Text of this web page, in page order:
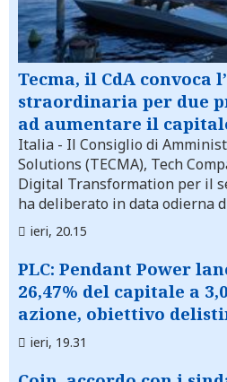
Tecma, il CdA convoca
straordinaria per due
ad aumentare il
Italia - Il Consiglio di
Solutions (TECMA), Tech
Digital Transformation per il
ha deliberato in data odierna
ieri, 20.15
PLC: Pendant Power
26,47% del capitale a
azione, obiettivo
ieri, 19.31